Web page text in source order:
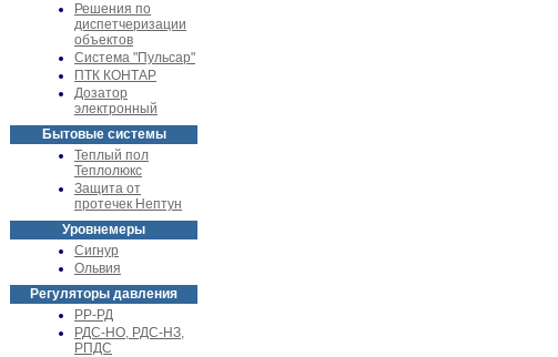
Решения по
диспетчеризации
объектов
Система "Пульсар"
ПТК КОНТАР
Дозатор
электронный
Бытовые системы
Теплый пол
Теплолюкс
Защита от
протечек Нептун
Уровнемеры
Сигнур
Ольвия
Регуляторы давления
РР-РД
РДС-НО, РДС-НЗ,
РПДС